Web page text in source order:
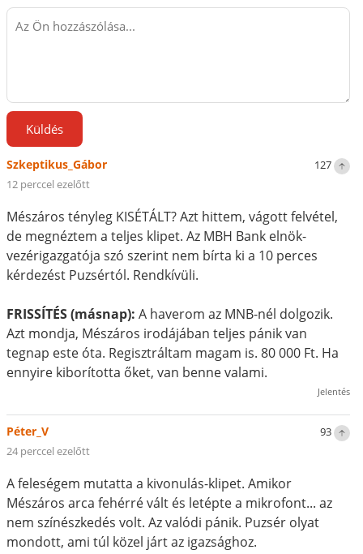
Küldés
127
Szkeptikus_Gábor
12 perccel ezelőtt
Mészáros tényleg KISÉTÁLT? Azt hittem, vágott felvétel,
de megnéztem a teljes klipet. Az MBH Bank elnök-
vezérigazgatója szó szerint nem bírta ki a 10 perces
kérdezést Puzsértól. Rendkívüli.
FRISSÍTÉS (másnap): A haverom az MNB-nél dolgozik.
Azt mondja, Mészáros irodájában teljes pánik van
tegnap este óta. Regisztráltam magam is. 80 000 Ft. Ha
ennyire kiborította őket, van benne valami.
Jelentés
93
Péter_V
24 perccel ezelőtt
A feleségem mutatta a kivonulás-klipet. Amikor
Mészáros arca fehérré vált és letépte a mikrofont... az
nem színészkedés volt. Az valódi pánik. Puzsér olyat
mondott, ami túl közel járt az igazsághoz.